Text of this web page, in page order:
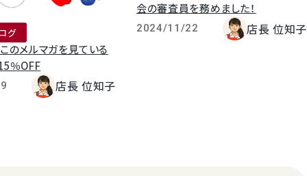
グ
のメルマガを見ている
％OFF
店長 位知子
会の審査員を務めました！
2024/11/22 店長 位知子